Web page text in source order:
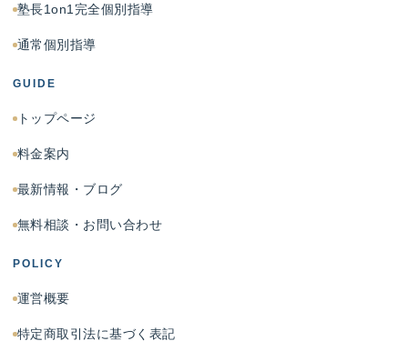
塾長1on1完全個別指導
通常個別指導
GUIDE
トップページ
料金案内
最新情報・ブログ
無料相談・お問い合わせ
POLICY
運営概要
特定商取引法に基づく表記